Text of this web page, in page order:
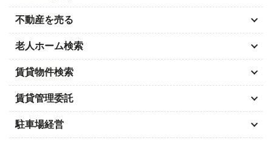
不動産を売る
老人ホーム検索
賃貸物件検索
賃貸管理委託
駐車場経営